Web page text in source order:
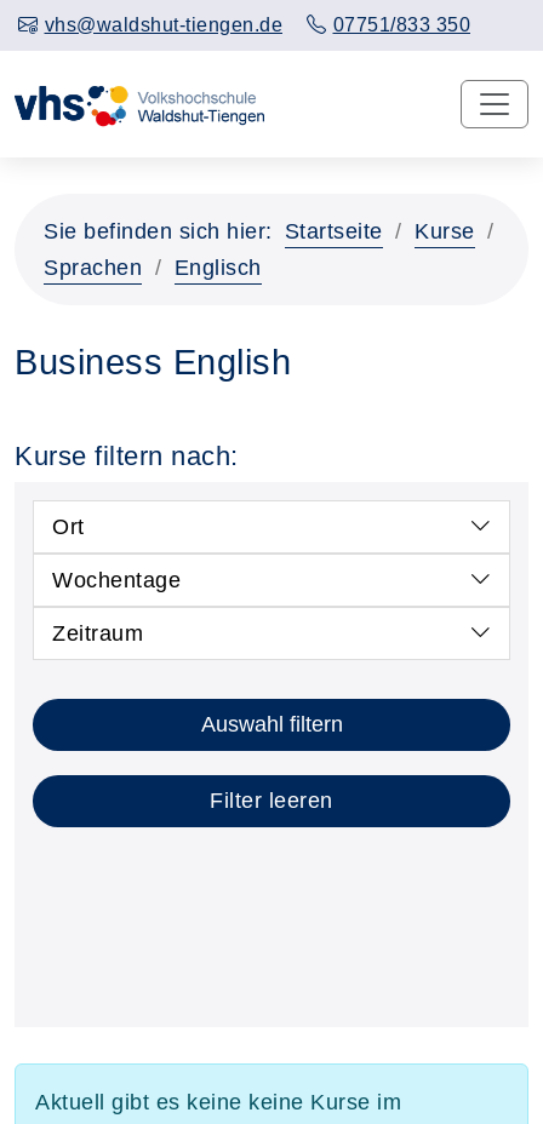
vhs@waldshut-tiengen.de 07751/833 350
Sie befinden sich hier: Startseite
Kurse
Sprachen
Englisch
Business English
Kurse filtern nach:
Ort
Wochentage
Zeitraum
Kursstatus auswählen
Nur neue Kurse anzeigen
Kurse mit freien Plätzen anzeigen
Auswahl filtern
Filter leeren
Aktuell gibt es keine keine Kurse im